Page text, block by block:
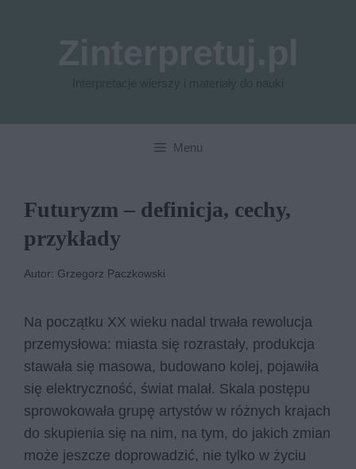
Menu
Futuryzm – definicja, cechy,
przykłady
Autor: Grzegorz Paczkowski
Na początku XX wieku nadal trwała rewolucja
przemysłowa: miasta się rozrastały, produkcja
stawała się masowa, budowano kolej, pojawiła
się elektryczność, świat malał. Skala postępu
sprowokowała grupę artystów w różnych krajach
do skupienia się na nim, na tym, do jakich zmian
może jeszcze doprowadzić, nie tylko w życiu